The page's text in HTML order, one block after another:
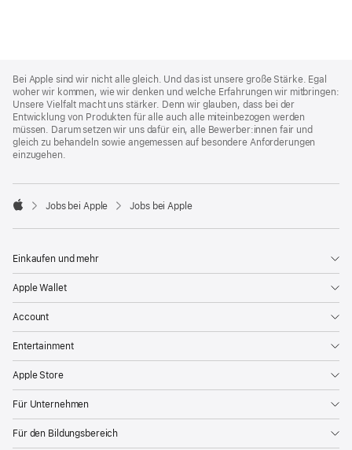
Footer
Bei Apple sind wir nicht alle gleich. Und das ist unsere große Stärke. Egal
woher wir kommen, wie wir denken und welche Erfahrungen wir mitbringen:
Unsere Vielfalt macht uns stärker. Denn wir glauben, dass bei der
Entwicklung von Produkten für alle auch alle miteinbezogen werden
müssen. Darum setzen wir uns dafür ein, alle Bewerber:innen fair und
gleich zu behandeln sowie angemessen auf besondere Anforderungen
einzugehen.

Jobs bei Apple Jobs bei Apple
Einkaufen und mehr
Apple Wallet
Account
Entertainment
Apple Store
Für Unternehmen
Für den Bildungsbereich